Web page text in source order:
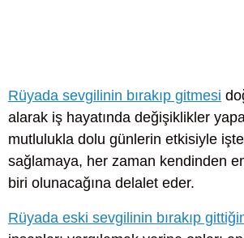
Rüyada sevgilinin bırakıp gitmesi
alarak iş hayatında değişiklikler
mutlulukla dolu günlerin etkisiyle
sağlamaya, her zaman kendinden
biri olunacağına delalet eder.
Rüyada eski sevgilinin bırakıp